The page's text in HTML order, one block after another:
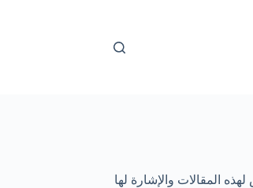
المقالات والإشارة لها